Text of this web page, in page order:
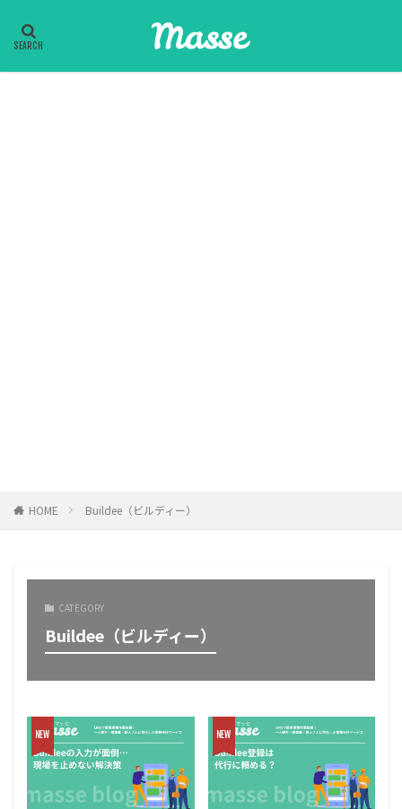
HOME Buildee（ビルディー）
CATEGORY
Buildee（ビルディー）